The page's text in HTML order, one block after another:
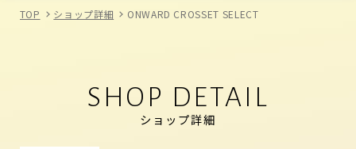
TOP ショップ詳細 ONWARD CROSSET SELECT
SHOP DETAIL
ショップ詳細